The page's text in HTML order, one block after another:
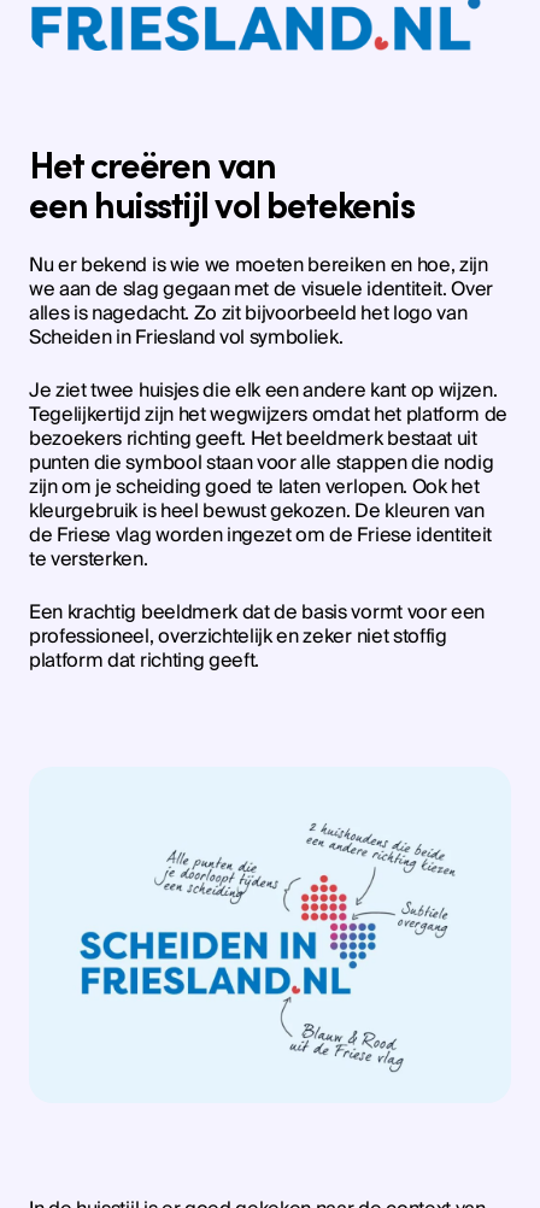
Het creëren van
een huisstijl vol betekenis
Nu er bekend is wie we moeten bereiken en hoe, zijn
we aan de slag gegaan met de visuele identiteit. Over
alles is nagedacht. Zo zit bijvoorbeeld het logo van
Scheiden in Friesland vol symboliek.
Je ziet twee huisjes die elk een andere kant op wijzen.
Tegelijkertijd zijn het wegwijzers omdat het platform de
bezoekers richting geeft. Het beeldmerk bestaat uit
punten die symbool staan voor alle stappen die nodig
zijn om je scheiding goed te laten verlopen. Ook het
kleurgebruik is heel bewust gekozen. De kleuren van
de Friese vlag worden ingezet om de Friese identiteit
te versterken.
Een krachtig beeldmerk dat de basis vormt voor een
professioneel, overzichtelijk en zeker niet stoffig
platform dat richting geeft.